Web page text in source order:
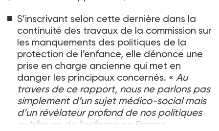
S’inscrivant selon cette dernière dans la
continuité des travaux de la commission sur
les manquements des politiques de la
protection de l’enfance, elle dénonce une
prise en charge ancienne qui met en
danger les principaux concernés. « Au
travers de ce rapport, nous ne parlons pas
simplement d’un sujet médico-social mais
d’un révélateur profond de nos politiques
publiques de l’enfance en France